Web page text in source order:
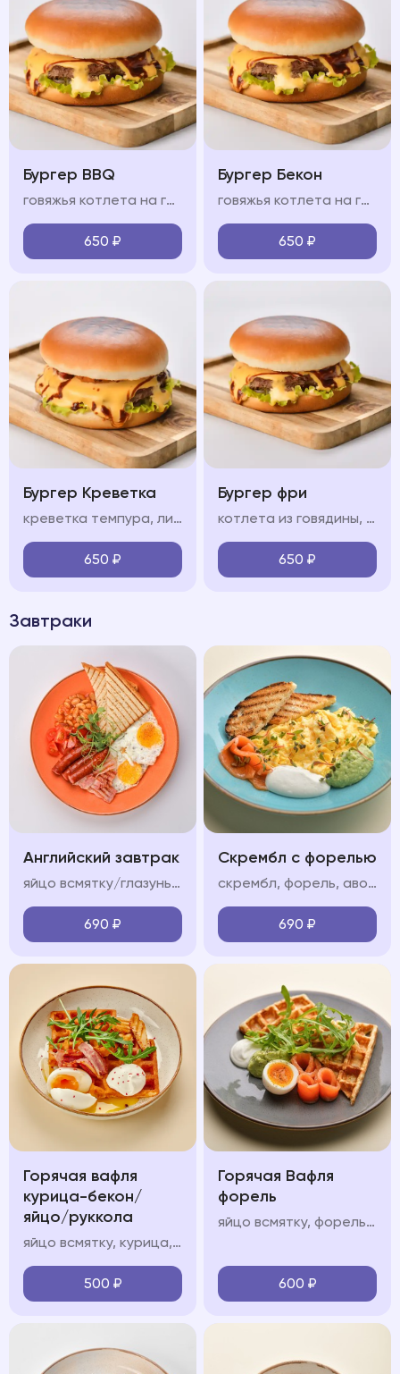
Бургер BBQ
говяжья котлета на гриле, сыр чеддер, свежие овощи, пикантный соус BBQ, мягкая булочка бриошь
650 ₽
Бургер Бекон
говяжья котлета на гриле, ломтики бекона, сыр чеддер, свежие овощи, пикантный соус, мягкая булочка бриошь
650 ₽
Бургер Креветка
креветка темпура, лист салата, красный лук, маринованный огурец, бриошь, сливочный сыр, соус, помидор
650 ₽
Бургер фри
котлета из говядины, лист салата, красный лук, маринованный огурец, соус, сыр чеддер, картофель фри
650 ₽
Завтраки
Английский завтрак
яйцо всмятку/глазунья, бекон, колбаски, фасоль в томатном соусе, помидор, тосты
690 ₽
Скрембл с форелью
скрембл, форель, авокадо мусс, крем фреш, пармезан/тосты
690 ₽
Горячая вафля
курица-бекон/
яйцо/руккола
яйцо всмятку, курица, авокадо мусс, крем фреш, руккола
500 ₽
Горячая Вафля
форель
яйцо всмятку, форель, авокадо мусс, крем фреш, руккола
600 ₽